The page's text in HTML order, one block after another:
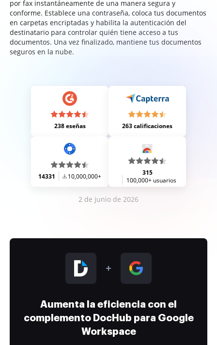
por fax instantáneamente de una manera segura y
conforme. Establece una contraseña, coloca tus documentos
en carpetas encriptadas y habilita la autenticación del
destinatario para controlar quién tiene acceso a tus
documentos. Una vez finalizado, mantiene tus documentos
seguros en la nube.
238 eseñas 263 calificaciones
14331 10,000,000+
315
100,000+ usuarios
2 de junio de 2026
Aumenta la eficiencia con el
complemento DocHub para Google
Workspace